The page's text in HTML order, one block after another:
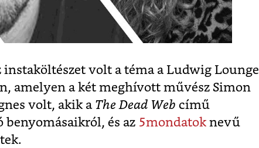
instaköltészet volt a téma a Ludwig Lounge
amelyen a két meghívott művész Simon
volt, akik a The Dead Web című
és az 5mondatok nevű